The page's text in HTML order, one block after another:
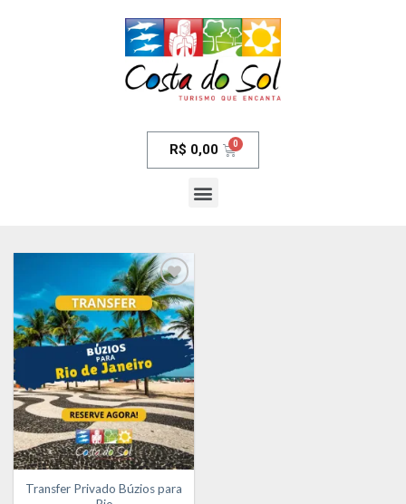
R$ 0,00
Adicionar
aos meus
Transfer Privado Búzios para